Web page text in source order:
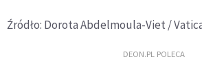
Źródło: Dorota Abdelmoula-Viet /
DEON.PL POLECA